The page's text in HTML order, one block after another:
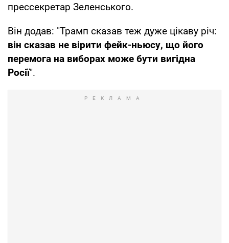
прессекретар Зеленського.
Він додав: "Трамп сказав теж дуже цікаву річ:
він сказав не вірити фейк-ньюсу, що його
перемога на виборах може бути вигідна
Росії".